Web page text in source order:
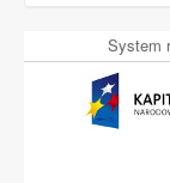
System